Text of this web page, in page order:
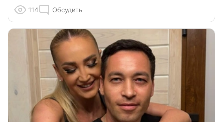
114 Обсудить